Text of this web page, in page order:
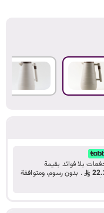
ا
ا. بدون رسوم، ومتوافقة